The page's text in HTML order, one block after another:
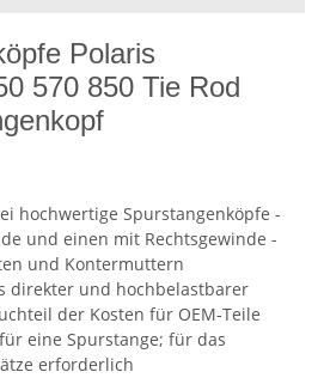
Polaris
570 850 Tie Rod
hochwertige Spurstangenköpfe -
und einen mit Rechtsgewinde -
und Kontermuttern
direkter und hochbelastbarer
der Kosten für OEM-Teile
eine Spurstange; für das
erforderlich